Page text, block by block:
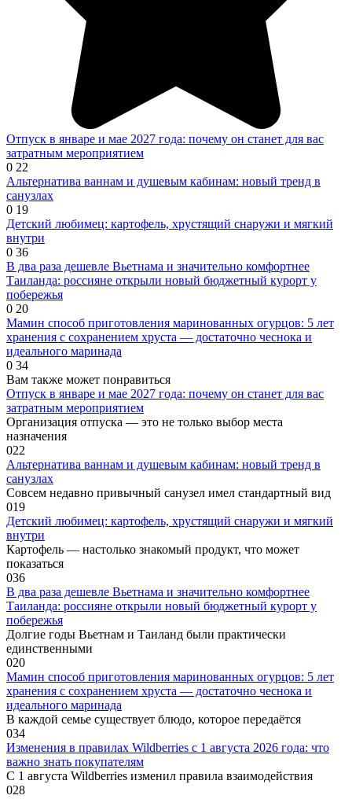
Отпуск в январе и мае 2027 года: почему он станет для вас
затратным мероприятием
0 22
Альтернатива ваннам и душевым кабинам: новый тренд в
санузлах
0 19
Детский любимец: картофель, хрустящий снаружи и мягкий
внутри
0 36
В два раза дешевле Вьетнама и значительно комфортнее
Таиланда: россияне открыли новый бюджетный курорт у
побережья
0 20
Мамин способ приготовления маринованных огурцов: 5 лет
хранения с сохранением хруста — достаточно чеснока и
идеального маринада
0 34
Вам также может понравиться
Отпуск в январе и мае 2027 года: почему он станет для вас
затратным мероприятием
Организация отпуска — это не только выбор места
назначения
022
Альтернатива ваннам и душевым кабинам: новый тренд в
санузлах
Совсем недавно привычный санузел имел стандартный вид
019
Детский любимец: картофель, хрустящий снаружи и мягкий
внутри
Картофель — настолько знакомый продукт, что может
показаться
036
В два раза дешевле Вьетнама и значительно комфортнее
Таиланда: россияне открыли новый бюджетный курорт у
побережья
Долгие годы Вьетнам и Таиланд были практически
единственными
020
Мамин способ приготовления маринованных огурцов: 5 лет
хранения с сохранением хруста — достаточно чеснока и
идеального маринада
В каждой семье существует блюдо, которое передаётся
034
Изменения в правилах Wildberries с 1 августа 2026 года: что
важно знать покупателям
С 1 августа Wildberries изменил правила взаимодействия
028